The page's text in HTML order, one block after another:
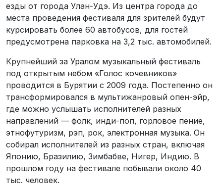
езды от города Улан-Удэ. Из центра города до
места проведения фестиваля для зрителей будут
курсировать более 60 автобусов, для гостей
предусмотрена парковка на 3,2 тыс. автомобилей.
Крупнейший за Уралом музыкальный фестиваль
под открытым небом «Голос кочевников»
проводится в Бурятии с 2009 года. Постепенно он
трансформировался в мультижанровый опен-эйр,
где можно услышать исполнителей разных
направлений — фолк, инди-поп, горловое пение,
этнофутуризм, рэп, рок, электронная музыка. Он
собирал исполнителей из разных стран, включая
Японию, Бразилию, Зимбабве, Нигер, Индию. В
прошлом году на фестивале побывали около 40
тыс. человек.